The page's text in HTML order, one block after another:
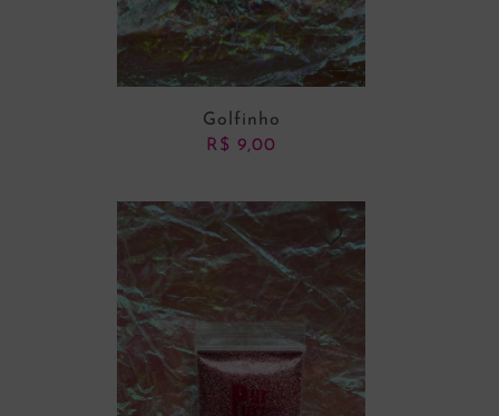
ADICIONAR AO CARRINHO
Golfinho
R$ 9,00